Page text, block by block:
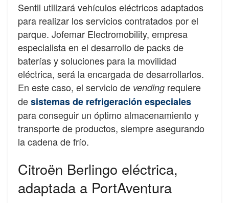
Sentil utilizará vehículos eléctricos adaptados
para realizar los servicios contratados por el
parque. Jofemar Electromobility, empresa
especialista en el desarrollo de packs de
baterías y soluciones para la movilidad
eléctrica, será la encargada de desarrollarlos.
En este caso, el servicio de vending requiere
desistemas de refrigeración especiales
para conseguir un óptimo almacenamiento y
transporte de productos, siempre asegurando
la cadena de frío.
Citroën Berlingo eléctrica,
adaptada a PortAventura